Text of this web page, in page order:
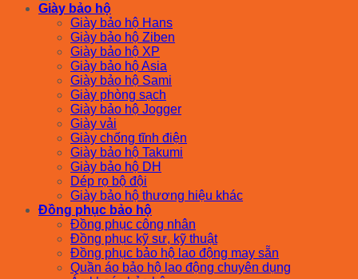
Giày bảo hộ
Giày bảo hộ Hans
Giày bảo hộ Ziben
Giày bảo hộ XP
Giày bảo hộ Asia
Giày bảo hộ Sami
Giày phòng sạch
Giày bảo hộ Jogger
Giày vải
Giày chống tĩnh điện
Giày bảo hộ Takumi
Giày bảo hộ DH
Dép rọ bộ đội
Giày bảo hộ thương hiệu khác
Đồng phục bảo hộ
Đồng phục công nhân
Đồng phục kỹ sư, kỹ thuật
Đồng phục bảo hộ lao động may sẵn
Quần áo bảo hộ lao động chuyên dụng